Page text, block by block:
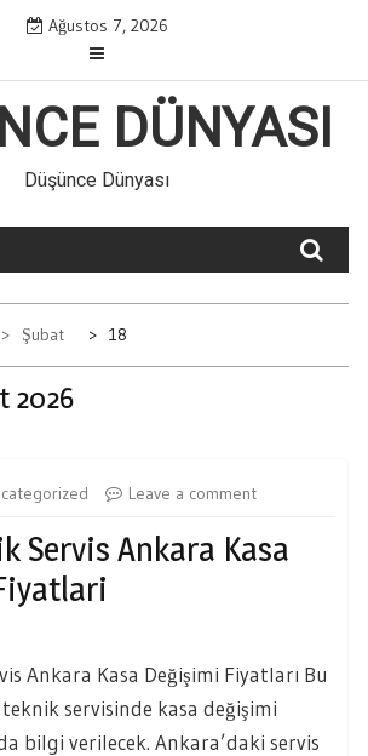
Ağustos 7, 2026
DÜNYASI
Düşünce Dünyası
Şubat 18
2026
Leave a comment
Servis Ankara Kasa
Ankara Kasa Değişimi Fiyatları Bu
servisinde kasa değişimi
bilgi verilecek. Ankara’daki servis